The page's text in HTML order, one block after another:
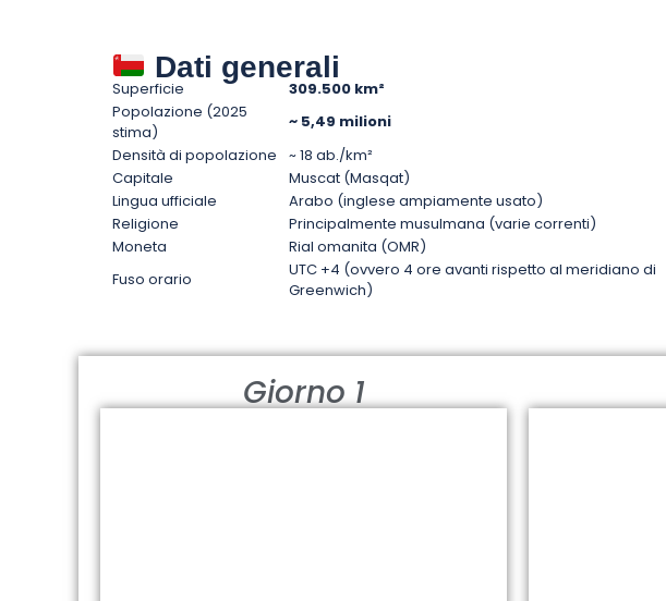
Dati generali
Superficie
309.500 km²
Popolazione (2025
stima)
~ 5,49 milioni
Densità di popolazione
~ 18 ab./km²
Capitale
Muscat (Masqat)
Lingua ufficiale
Arabo (inglese ampiamente usato)
Religione
Principalmente musulmana (varie correnti)
Moneta
Rial omanita (OMR)
Fuso orario
UTC +4 (ovvero 4 ore avanti rispetto al meridiano di
Greenwich)
Giorno 1